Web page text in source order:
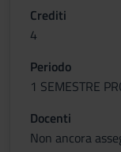
Crediti
4
Periodo
1 SEMESTRE
Docenti
Non ancora